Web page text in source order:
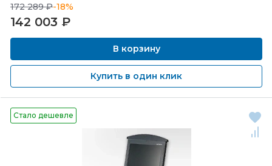
172 289 ₽-18%
142 003 ₽
В корзину
Купить в один клик
Стало дешевле